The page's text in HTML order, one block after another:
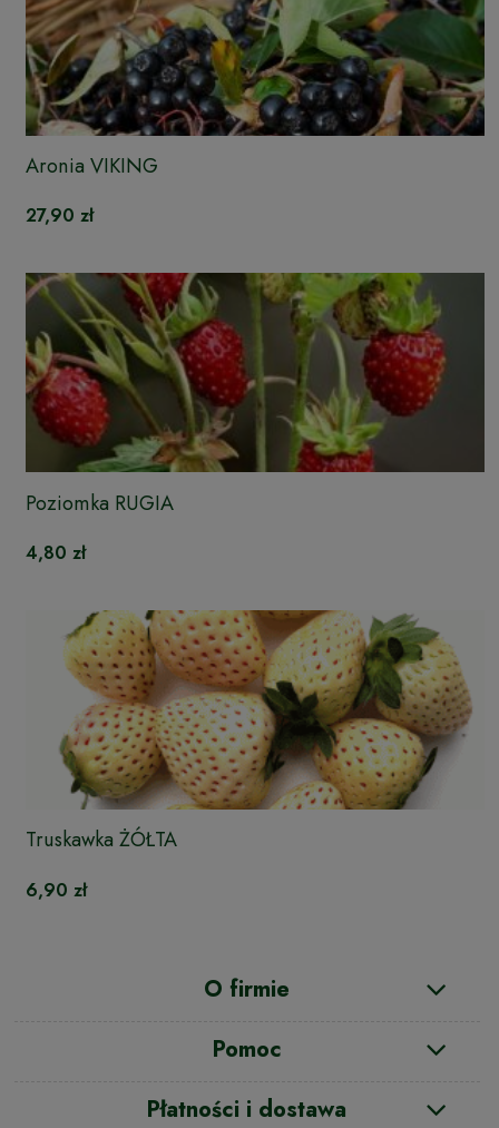
Aronia VIKING
27,90 zł
Poziomka RUGIA
4,80 zł
Truskawka ŻÓŁTA
6,90 zł
O firmie
Pomoc
Płatności i dostawa